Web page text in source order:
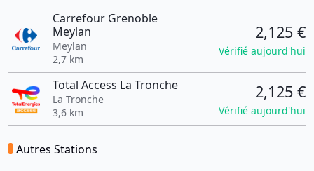
Carrefour Grenoble
Meylan
Meylan
2,7 km
2,125 €
Vérifié aujourd'hui
Total Access La Tronche
La Tronche
3,6 km
2,125 €
Vérifié aujourd'hui
Autres Stations